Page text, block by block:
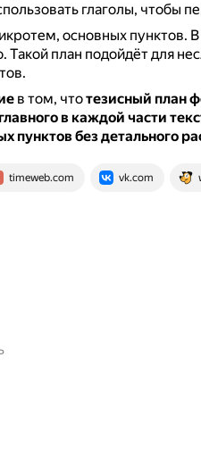
глаголы, чтобы
основных пунктов.
Такой план подойдёт для
в том, чтотезисный план
в каждой части
пунктов без детального
timeweb.com vk.com